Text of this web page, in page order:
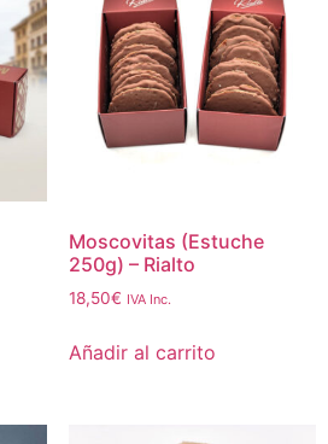
Moscovitas (Estuche
250g) – Rialto
18,50€ IVA Inc.
Añadir al carrito